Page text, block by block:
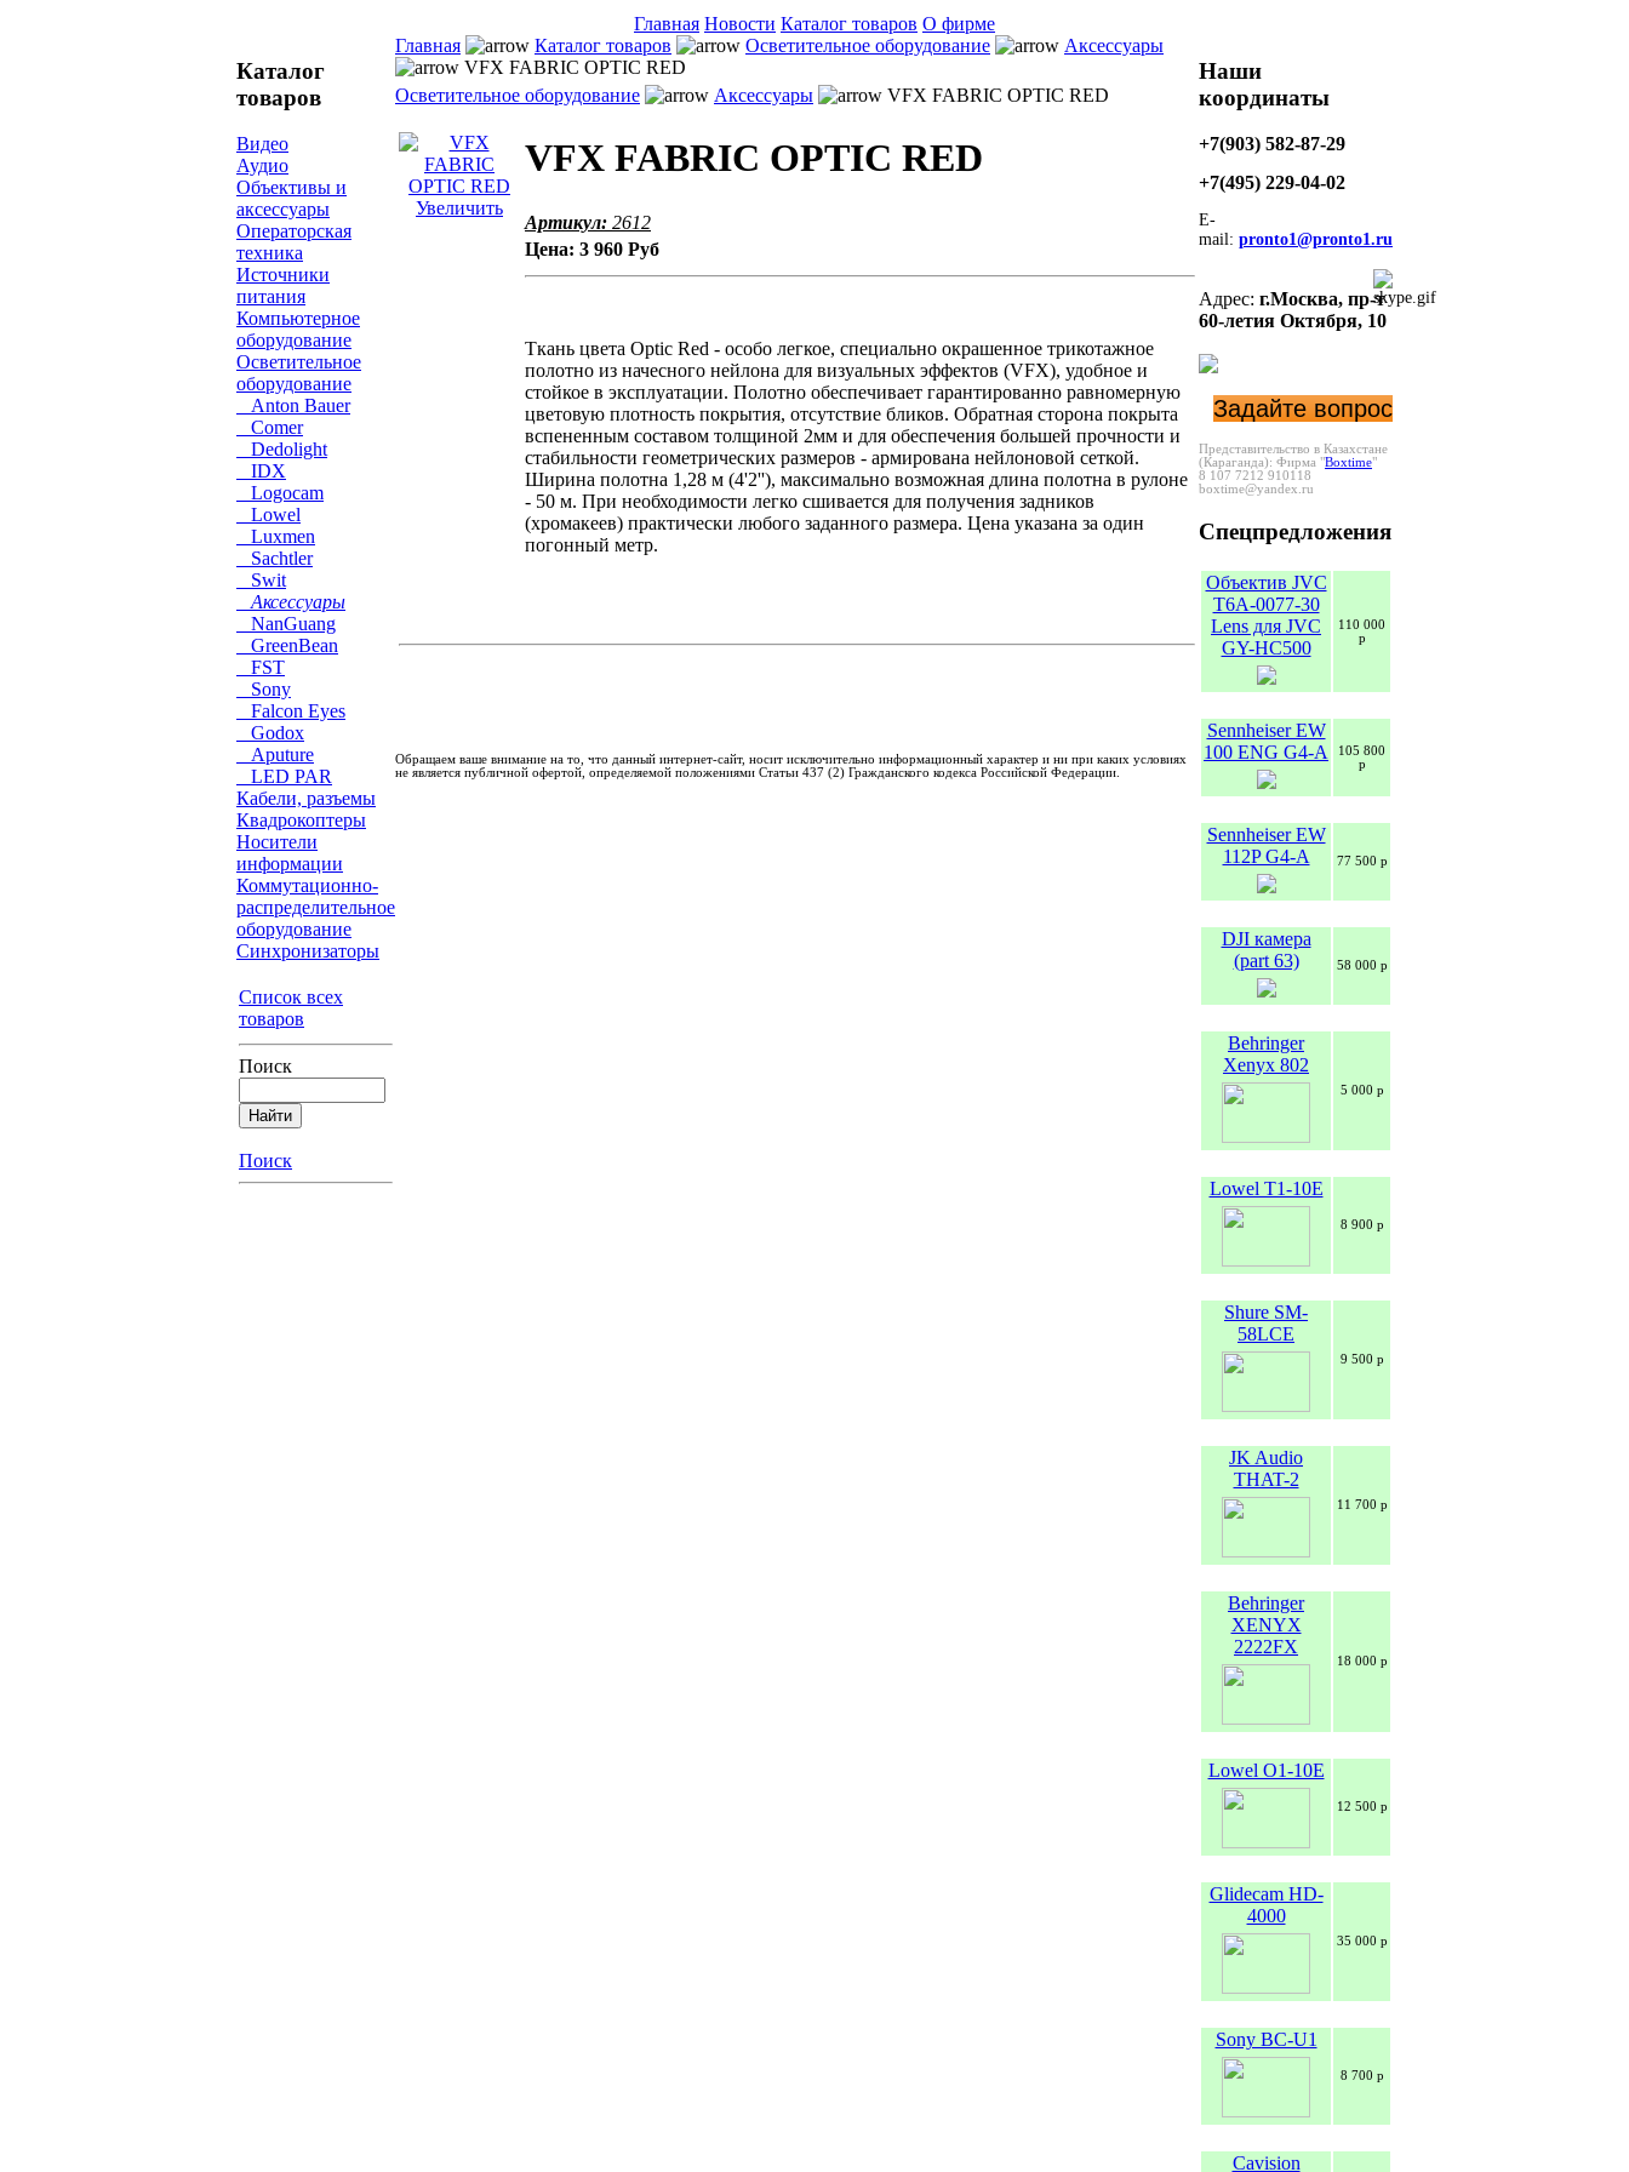
Главная Новости Каталог товаров О фирме
Каталог
товаров
Видео
Аудио
Объективы и
аксессуары
Операторская
техника
Источники
питания
Компьютерное
оборудование
Осветительное
оборудование
Anton Bauer
Comer
Dedolight
IDX
Logocam
Lowel
Luxmen
Sachtler
Swit
Аксессуары
NanGuang
GreenBean
FST
Sony
Falcon Eyes
Godox
Aputure
LED PAR
Кабели, разъемы
Квадрокоптеры
Носители
информации
Коммутационно-
распределительное
оборудование
Синхронизаторы
Список всех
товаров
Поиск
Поиск
Главная Каталог товаров Осветительное оборудование
Аксессуары
VFX FABRIC OPTIC RED
Осветительное оборудование
Аксессуары VFX FABRIC OPTIC RED
Увеличить
VFX FABRIC OPTIC RED
Артикул: 2612
Цена: 3 960 Руб
Ткань цвета Optic Red - особо легкое, специально окрашенное трикотажное
полотно из начесного нейлона для визуальных эффектов (VFX), удобное и
стойкое в эксплуатации. Полотно обеспечивает гарантированно равномерную
цветовую плотность покрытия, отсутствие бликов. Обратная сторона покрыта
вспененным составом толщиной 2мм и для обеспечения большей прочности и
стабильности геометрических размеров - армирована нейлоновой сеткой.
Ширина полотна 1,28 м (4'2''), максимально возможная длина полотна в рулоне
- 50 м. При необходимости легко сшивается для получения задников
(хромакеев) практически любого заданного размера. Цена указана за один
погонный метр.
Обращаем ваше внимание на то, что данный интернет-сайт, носит исключительно информационный характер и ни при каких условиях
не является публичной офертой, определяемой положениями Статьи 437 (2) Гражданского кодекса Российской Федерации.
Наши
координаты
+7(903) 582-87-29
+7(495) 229-04-02
E-
mail: pronto1@pronto1.ru
Адрес: г.Москва, пр-т
60-летия Октября, 10
Задайте вопрос
Представительство в Казахстане
(Караганда): Фирма "Boxtime"
8 107 7212 910118
boxtime@yandex.ru
Спецпредложения
Объектив JVC
T6A-0077-30
Lens для JVC
GY-HC500
110 000
р
Sennheiser EW
100 ENG G4-A
105 800
р
Sennheiser EW
112P G4-A
77 500 р
DJI камера
(part 63)
58 000 р
Behringer
Xenyx 802
5 000 р
Lowel T1-10E
8 900 р
Shure SM-
58LCE
9 500 р
JK Audio
THAT-2
11 700 р
Behringer
XENYX
2222FX
18 000 р
Lowel O1-10E
12 500 р
Glidecam HD-
4000
35 000 р
Sony BC-U1
8 700 р
Cavision